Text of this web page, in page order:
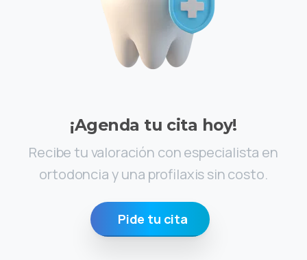
¡Agenda tu cita hoy!
Recibe tu valoración con especialista en
ortodoncia y una profilaxis sin costo.
Pide tu cita